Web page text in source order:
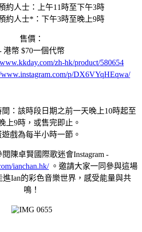
約人士：上午11時至下午3時
約人士*：下午3時至晚上9時
售價：
港幣 $70一個代幣
zh-hk/product/580654
www.instagram.com/p/DX6VYqHEqwa/
：該時段日期之前一天晚上10時起至
上9時，或售完即止。
遊戲為每半小時一節。
陳卓賢國際歌迷會Instagram -
ianchan.hk/。邀請大家一同參與這場
Ian的彩色音樂世界，感受能量與共
鳴！